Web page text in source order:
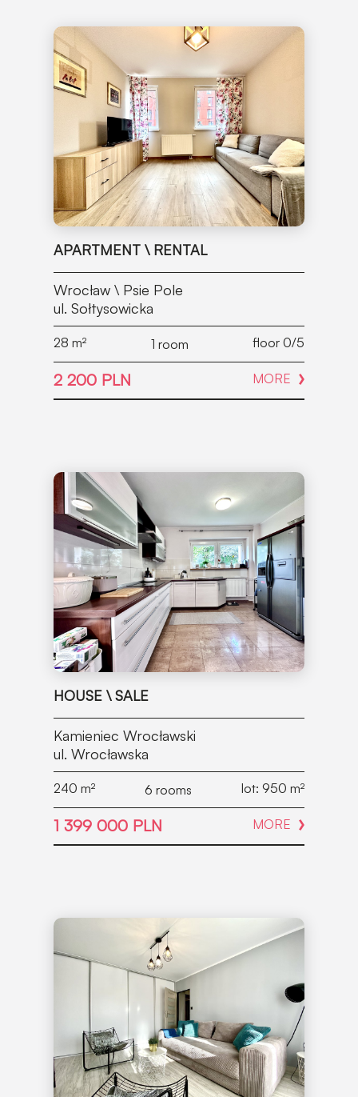
APARTMENT \ RENTAL
Wrocław \ Psie Pole
ul. Sołtysowicka
28 m² 1 room floor 0/5
2 200 PLN MORE
HOUSE \ SALE
Kamieniec Wrocławski
ul. Wrocławska
240 m² 6 rooms lot: 950 m²
1 399 000 PLN MORE